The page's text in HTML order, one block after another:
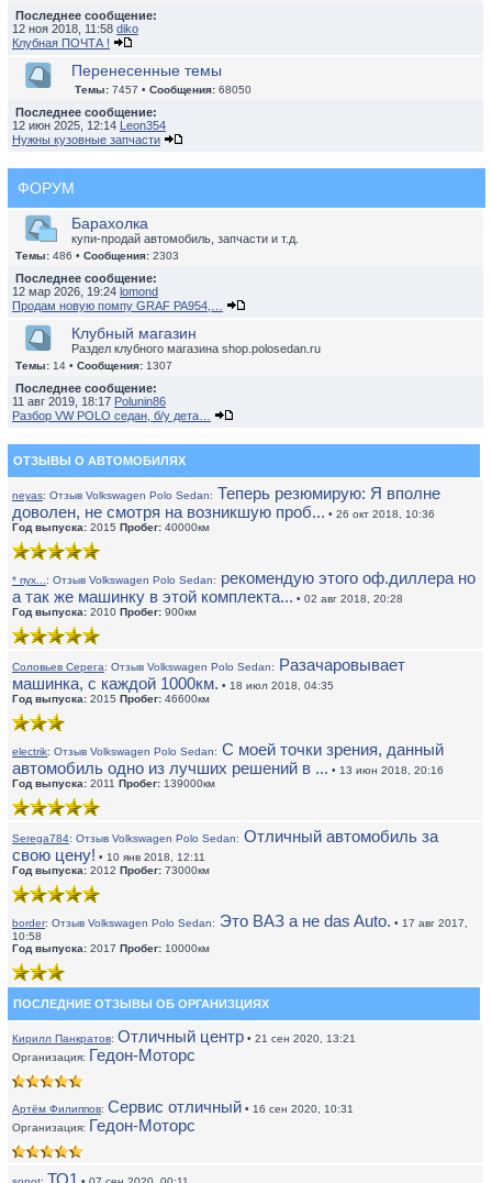
Последнее сообщение:
12 ноя 2018, 11:58 diko
Клубная ПОЧТА !
Перенесенные темы
Темы: 7457 • Сообщения: 68050
Последнее сообщение:
12 июн 2025, 12:14 Leon354
Нужны кузовные запчасти
ФОРУМ
Барахолка
купи-продай автомобиль, запчасти и т.д.
Темы: 486 • Сообщения: 2303
Последнее сообщение:
12 мар 2026, 19:24 lomond
Продам новую помпу GRAF PA954,…
Клубный магазин
Раздел клубного магазина shop.polosedan.ru
Темы: 14 • Сообщения: 1307
Последнее сообщение:
11 авг 2019, 18:17 Polunin86
Разбор VW POLO седан, б/у дета…
ОТЗЫВЫ О АВТОМОБИЛЯХ
neyas: Отзыв Volkswagen Polo Sedan: Теперь резюмирую: Я вполне
доволен, не смотря на возникшую проб... • 26 окт 2018, 10:36
Год выпуска: 2015 Пробег: 40000км
* пух... : Отзыв Volkswagen Polo Sedan: рекомендую этого оф.диллера но
а так же машинку в этой комплекта... • 02 авг 2018, 20:28
Год выпуска: 2010 Пробег: 900км
Соловьев Серега: Отзыв Volkswagen Polo Sedan: Разачаровывает
машинка, с каждой 1000км. • 18 июл 2018, 04:35
Год выпуска: 2015 Пробег: 46600км
electrik: Отзыв Volkswagen Polo Sedan: С моей точки зрения, данный
автомобиль одно из лучших решений в ... • 13 июн 2018, 20:16
Год выпуска: 2011 Пробег: 139000км
Serega784: Отзыв Volkswagen Polo Sedan: Отличный автомобиль за
свою цену! • 10 янв 2018, 12:11
Год выпуска: 2012 Пробег: 73000км
border: Отзыв Volkswagen Polo Sedan: Это ВАЗ а не das Auto. • 17 авг 2017,
10:58
Год выпуска: 2017 Пробег: 10000км
ПОСЛЕДНИЕ ОТЗЫВЫ ОБ ОРГАНИЗЦИЯХ
Кирилл Панкратов: Отличный центр • 21 сен 2020, 13:21
Организация: Гедон-Моторс
Артём Филиппов: Сервис отличный • 16 сен 2020, 10:31
Организация: Гедон-Моторс
ТО1